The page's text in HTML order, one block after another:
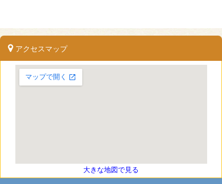
アクセスマップ
大きな地図で見る